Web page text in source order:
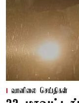
வானிலை செய்திகள்